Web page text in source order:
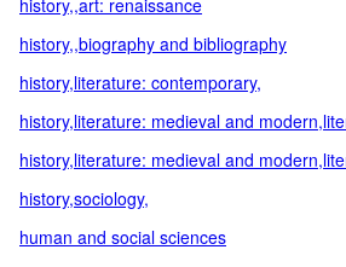
history,,art: renaissance
history,,biography and bibliography
history,literature: contemporary,
history,literature: medieval and
history,literature: medieval and
history,sociology,
human and social sciences